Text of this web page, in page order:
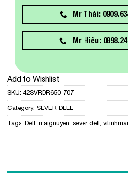
Mr Thái:
Mr Hiệu:
Add to Wishlist
SKU: 42SVRDR650-707
Category: SEVER DELL
Tags: Dell maignuyen sever dell